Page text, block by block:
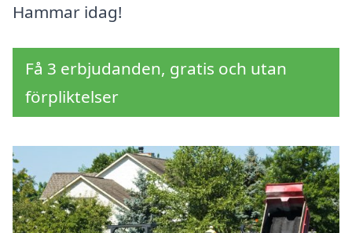
Hammar idag!
Få 3 erbjudanden, gratis och utan
förpliktelser